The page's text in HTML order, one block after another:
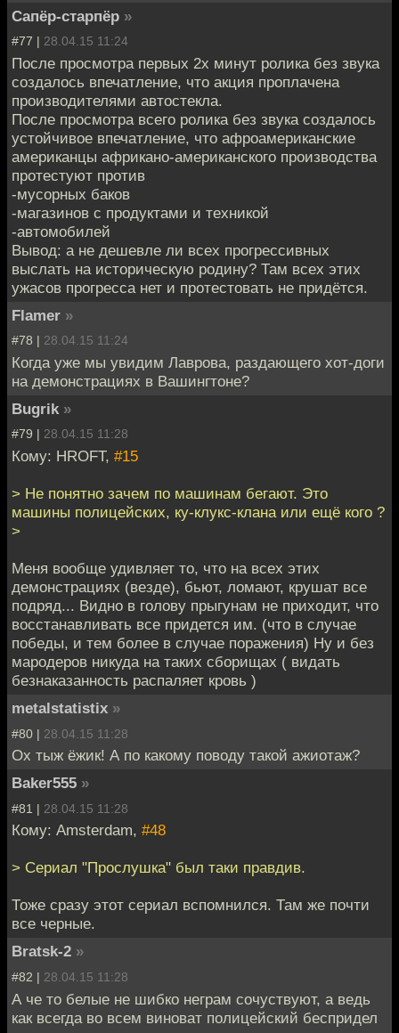
Сапёр-старпёр »
#77 | 28.04.15 11:24
После просмотра первых 2х минут ролика без звука
создалось впечатление, что акция проплачена
производителями автостекла.
После просмотра всего ролика без звука создалось
устойчивое впечатление, что афроамериканские
американцы африкано-американского производства
протестуют против
-мусорных баков
-магазинов с продуктами и техникой
-автомобилей
Вывод: а не дешевле ли всех прогрессивных
выслать на историческую родину? Там всех этих
ужасов прогресса нет и протестовать не придётся.
Flamer »
#78 | 28.04.15 11:24
Когда уже мы увидим Лаврова, раздающего хот-доги
на демонстрациях в Вашингтоне?
Bugrik »
#79 | 28.04.15 11:28
Кому: HROFT, #15
> Не понятно зачем по машинам бегают. Это
машины полицейских, ку-клукс-клана или ещё кого ?
>
Меня вообще удивляет то, что на всех этих
демонстрациях (везде), бьют, ломают, крушат все
подряд... Видно в голову прыгунам не приходит, что
восстанавливать все придется им. (что в случае
победы, и тем более в случае поражения) Ну и без
мародеров никуда на таких сборищах ( видать
безнаказанность распаляет кровь )
metalstatistix »
#80 | 28.04.15 11:28
Ох тыж ёжик! А по какому поводу такой ажиотаж?
Baker555 »
#81 | 28.04.15 11:28
Кому: Amsterdam, #48
> Сериал "Прослушка" был таки правдив.
Тоже сразу этот сериал вспомнился. Там же почти
все черные.
Bratsk-2 »
#82 | 28.04.15 11:28
А че то белые не шибко неграм сочуствуют, а ведь
как всегда во всем виноват полицейский беспридел